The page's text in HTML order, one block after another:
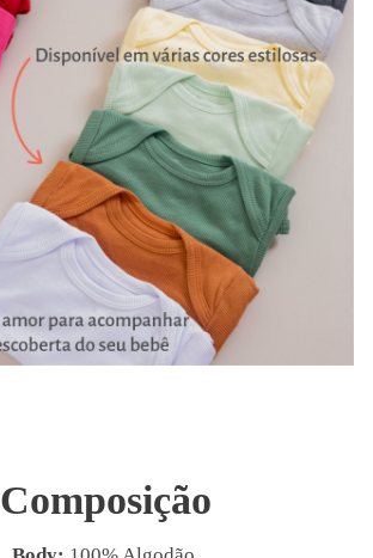
Composição